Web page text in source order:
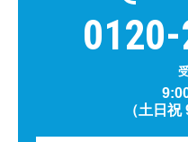
（土日祝